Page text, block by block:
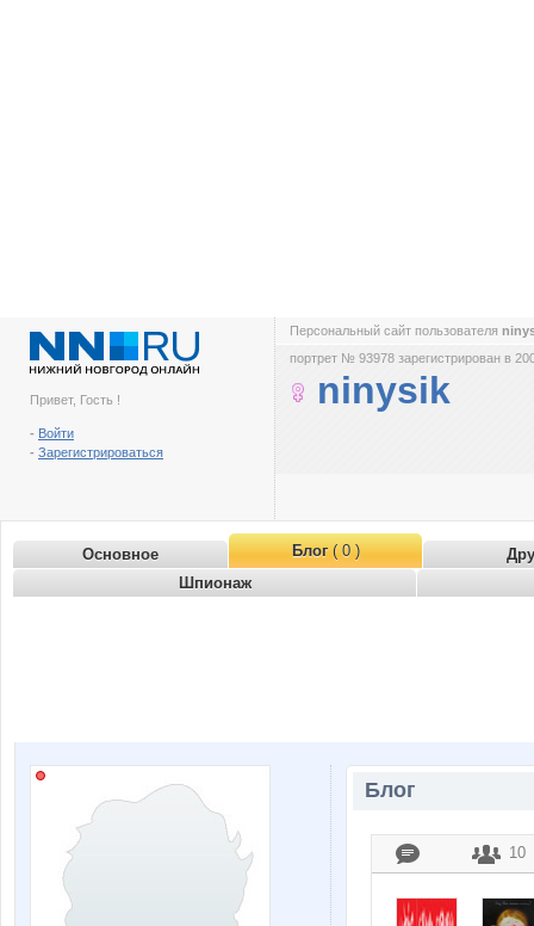
Привет, Гость !
- Войти
- Зарегистрироваться
Персональный сайт пользователя
портрет № 93978 зарегистрирован в
ninysik
Основное Блог( 0 )
Шпионаж
Блог
10